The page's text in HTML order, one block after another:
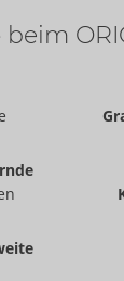
Fun
beim